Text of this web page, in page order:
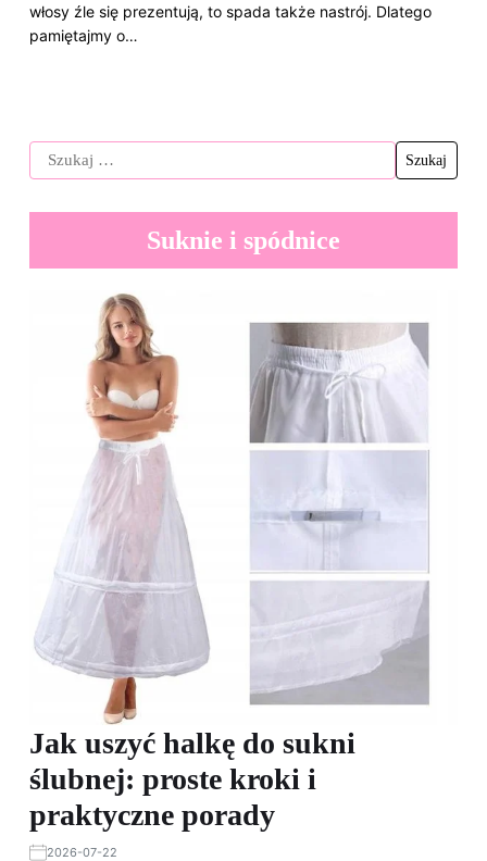
włosy źle się prezentują, to spada także nastrój. Dlatego
pamiętajmy o…
Suknie i spódnice
Jak uszyć halkę do sukni
ślubnej: proste kroki i
praktyczne porady
2026-07-22